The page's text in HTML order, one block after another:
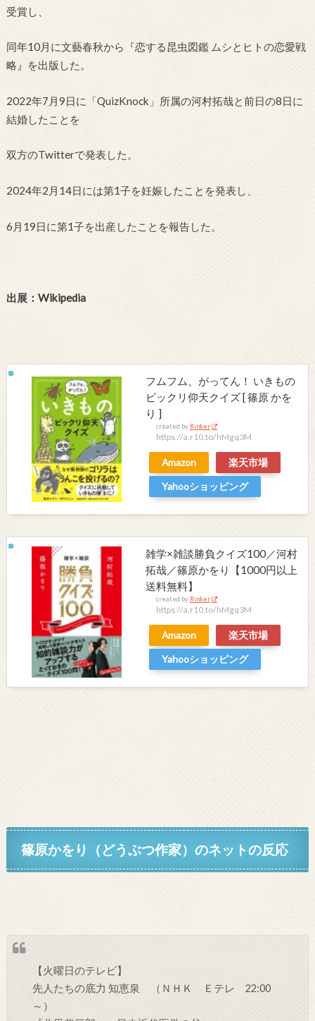
受賞し、
同年10月に文藝春秋から『恋する昆虫図鑑 ムシとヒトの恋愛戦
略』を出版した。
2022年7月9日に「QuizKnock」所属の河村拓哉と前日の8日に
結婚したことを
双方のTwitterで発表した。
2024年2月14日には第1子を妊娠したことを発表し、
6月19日に第1子を出産したことを報告した。
出展：Wikipedia
フムフム、がってん！ いきもの
ビックリ仰天クイズ [ 篠原 かを
り ]
created by Rinker
https://a.r10.to/hMgq3M
Amazon
楽天市場
Yahooショッピング
雑学×雑談勝負クイズ100／河村
拓哉／篠原かをり【1000円以上
送料無料】
created by Rinker
https://a.r10.to/hMgq3M
Amazon
楽天市場
Yahooショッピング
篠原かをり（どうぶつ作家）のネットの反応
【火曜日のテレビ】
先人たちの底力 知恵泉 （ＮＨＫ Ｅテレ 22:00
～）